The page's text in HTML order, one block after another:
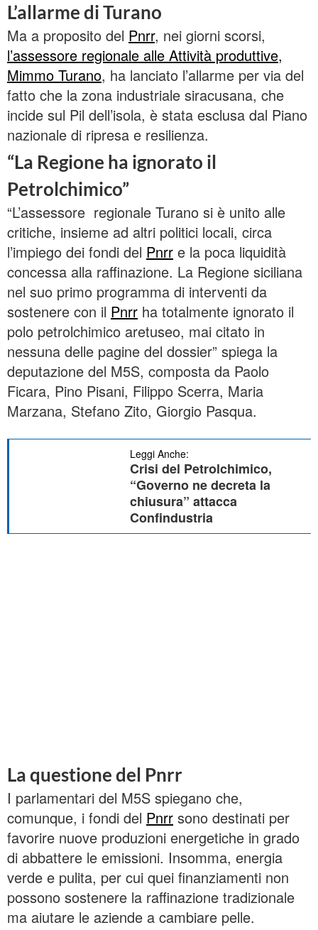
L’allarme di Turano
Ma a proposito del Pnrr, nei giorni scorsi,
l’assessore regionale alle Attività produttive,
Mimmo Turano, ha lanciato l’allarme per via del
fatto che la zona industriale siracusana, che
incide sul Pil dell’isola, è stata esclusa dal Piano
nazionale di ripresa e resilienza.
“La Regione ha ignorato il
Petrolchimico”
“L’assessore regionale Turano si è unito alle
critiche, insieme ad altri politici locali, circa
l’impiego dei fondi del Pnrr e la poca liquidità
concessa alla raffinazione. La Regione siciliana
nel suo primo programma di interventi da
sostenere con il Pnrr ha totalmente ignorato il
polo petrolchimico aretuseo, mai citato in
nessuna delle pagine del dossier” spiega la
deputazione del M5S, composta da Paolo
Ficara, Pino Pisani, Filippo Scerra, Maria
Marzana, Stefano Zito, Giorgio Pasqua.
Leggi Anche:
Crisi del Petrolchimico,
“Governo ne decreta la
chiusura” attacca
Confindustria
La questione del Pnrr
I parlamentari del M5S spiegano che,
comunque, i fondi del Pnrr sono destinati per
favorire nuove produzioni energetiche in grado
di abbattere le emissioni. Insomma, energia
verde e pulita, per cui quei finanziamenti non
possono sostenere la raffinazione tradizionale
ma aiutare le aziende a cambiare pelle.